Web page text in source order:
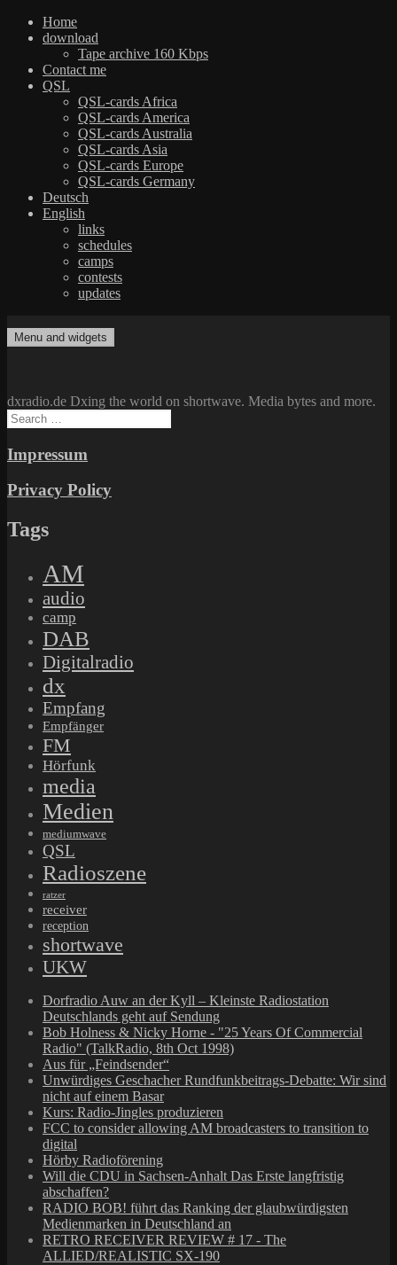
Home
download
Tape archive 160 Kbps
Contact me
QSL
QSL-cards Africa
QSL-cards America
QSL-cards Australia
QSL-cards Asia
QSL-cards Europe
QSL-cards Germany
Deutsch
English
links
schedules
camps
contests
updates
to
dxradio.de
DXing the world on shortwave
Menu and widgets
dxradio.de Dxing the world on shortwave. Media bytes and more.
Search
for:
Impressum
Privacy Policy
Tags
AM
audio
camp
DAB
Digitalradio
dx
Empfang
Empfänger
FM
Hörfunk
media
Medien
mediumwave
QSL
Radioszene
ratzer
receiver
reception
shortwave
UKW
Dorfradio Auw an der Kyll – Kleinste Radiostation
Deutschlands geht auf Sendung
Bob Holness & Nicky Horne - "25 Years Of Commercial
Radio" (TalkRadio, 8th Oct 1998)
Aus für „Feindsender“
Unwürdiges Geschacher Rundfunkbeitrags-Debatte: Wir sind
nicht auf einem Basar
Kurs: Radio-Jingles produzieren
FCC to consider allowing AM broadcasters to transition to
digital
Hörby Radioförening
Will die CDU in Sachsen-Anhalt Das Erste langfristig
abschaffen?
RADIO BOB! führt das Ranking der glaubwürdigsten
Medienmarken in Deutschland an
RETRO RECEIVER REVIEW # 17 - The
ALLIED/REALISTIC SX-190